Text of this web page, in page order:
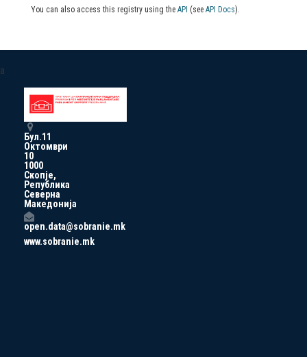
You can also access this registry using the API (see API Docs).
a
Бул.11
Октомври
10
1000
Скопје,
Република
Северна
Македонија
open.data@sobranie.mk
www.sobranie.mk